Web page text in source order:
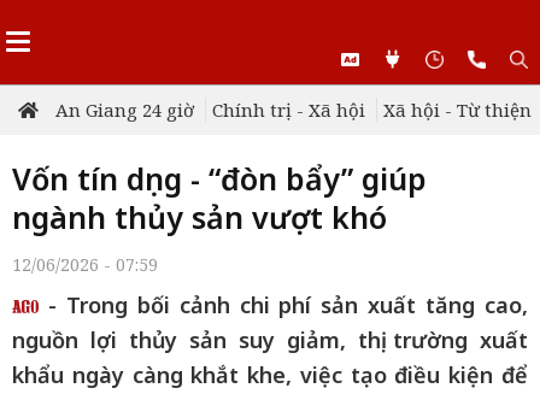
An Giang 24 giờ Chính trị - Xã hội Xã hội - Từ thiện
Vốn tín dụng - “đòn bẩy” giúp
ngành thủy sản vượt khó
12/06/2026 - 07:59
- Trong bối cảnh chi phí sản xuất tăng cao,
nguồn lợi thủy sản suy giảm, thị trường xuất
khẩu ngày càng khắt khe, việc tạo điều kiện để